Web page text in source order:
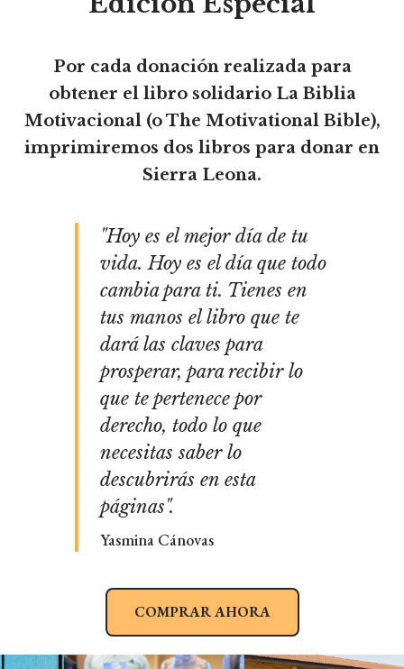
Por cada donación realizada para
obtener el libro solidario La Biblia
Motivacional (o The Motivational Bible),
imprimiremos dos libros para donar en
Sierra Leona.
"Hoy es el mejor día de tu
vida. Hoy es el día que todo
cambia para ti. Tienes en
tus manos el libro que te
dará las claves para
prosperar, para recibir lo
que te pertenece por
derecho, todo lo que
necesitas saber lo
descubrirás en esta
páginas".
Yasmina Cánovas
COMPRAR AHORA